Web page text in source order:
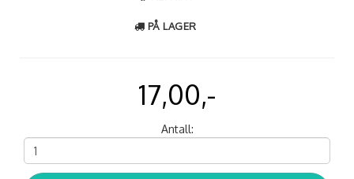
PÅ LAGER
17,00,-
Antall: